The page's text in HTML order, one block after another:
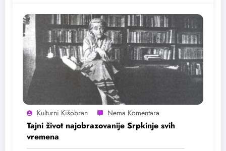
Kulturni Kišobran
Tajni život najobrazovanije Srpkinje svih
vremena